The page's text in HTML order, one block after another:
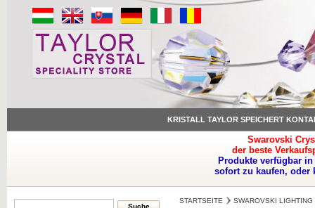
KRISTALL TAYLOR SPEICHERT
Swarovski
der beste
Produkte verfügbar
sofort zu kaufen, oder
STARTSEITE SWAROVSKI LIGHTING